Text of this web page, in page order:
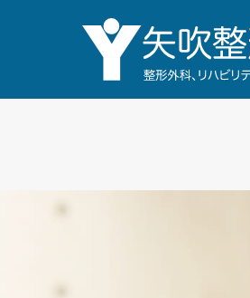
キ